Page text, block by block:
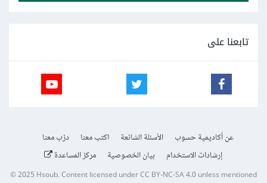
تابعنا على
عن أكاديمية حسوب الأسئلة الشائعة اكتب معنا
درّب معنا
إرشادات الاستخدام
بيان الخصوصية مركز المساعدة
© 2025Hsoub.Content licensed underCC BY-NC-SA 4.0unless mentioned